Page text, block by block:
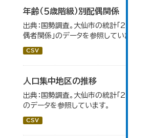
年齢（５歳階級）別配偶関係
出典：国勢調査。大仙市の統計「2-12 年
偶者関係」のデータを参照しています。
CSV
人口集中地区の推移
出典：国勢調査。大仙市の統計「2-3 人口
のデータを参照しています。
CSV